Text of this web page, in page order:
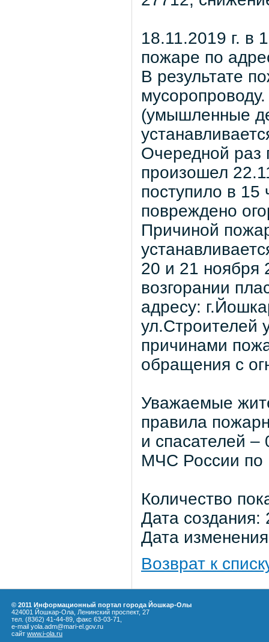
18.11.2019 г. в
пожаре по
В результате
(умышленные
Очередной раз
произошел
поступило в 15
повреждено
Причиной
20 и 21 ноября
возгорании
адресу:
ул.Строителей
причинами
обращения с
Уважаемые
правила
и спасателей
МЧС России по
Количество
Дата
Дата
Возврат к
© 2011 Информационный портал города Йошкар-Олы
424001 Йошкар-Ола, Ленинский проспект, 27
тел. (8362) 41-44-89, факс 63-03-71,
e-mail yola.adm@mari-el.gov.ru
сайт www.i-ola.ru